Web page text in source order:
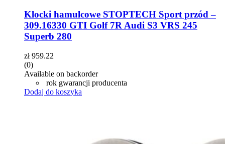
Klocki hamulcowe STOPTECH Sport przód –
309.16330 GTI Golf 7R Audi S3 VRS 245
Superb 280
zł959.22
(0)
Available on backorder
rok gwarancji producenta
Dodaj do koszyka